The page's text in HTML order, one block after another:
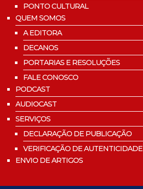
PONTO CULTURAL
QUEM SOMOS
A EDITORA
DECANOS
PORTARIAS E RESOLUÇÕES
FALE CONOSCO
PODCAST
AUDIOCAST
SERVIÇOS
DECLARAÇÃO DE PUBLICAÇÃO
VERIFICAÇÃO DE AUTENTICIDADE
ENVIO DE ARTIGOS